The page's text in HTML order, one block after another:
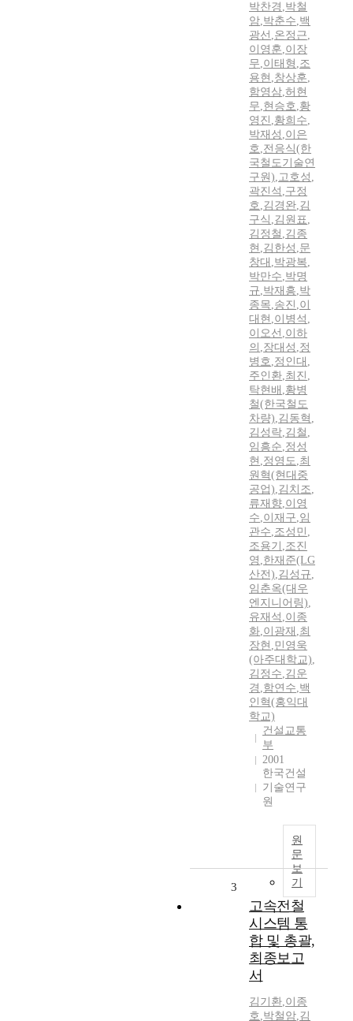
박찬경 ,박철
암,박춘수,백
광선 ,온정근,
이영훈,이장
무,이태형 ,조
용현 ,창상훈,
함영삼,허현
무,현승호,황
영진 ,황희수,
박재성 ,이은
호,전응식(한
국철도기술연
구원),고호성 ,
곽진석 ,구정
호,김경완,김
구식 ,김원표,
김정철 ,김종
현 ,김한성 ,문
창대 ,박광복,
박만수,박명
규,박재흥,박
종목,송진 ,이
대현 ,이병석 ,
이오선 ,이하
의 ,장대성 ,정
병호,정인대 ,
주인환,최진 ,
탁현배 ,황병
철(한국철도
차량),김동혁 ,
김성락,김철 ,
임흥순,정성
현 ,정영도,최
원혁(현대중
공업),김치조,
류재향,이영
수,이재구,임
관수,조성민 ,
조용기 ,조진
영 ,한재준(LG
산전),김성규,
임춘옥(대우
엔지니어링),
유재석 ,이종
화,이광재 ,최
장현 ,민영욱
(아주대학교),
김정수,김운
경 ,함연수,백
인혁(홍익대
학교)
건설교통
부
2001
한국건설
기술연구
원
원
문
보
기
3
고속전철
시스템 통
합 및 총괄,
최종보고
서
김기환,이종
호,박철암,김